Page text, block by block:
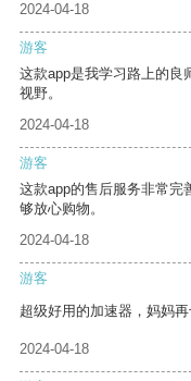
2024-04-18
游客
这款app是我学习路上的良
视野。
2024-04-18
游客
这款app的售后服务非常完
够放心购物。
2024-04-18
游客
超级好用的加速器，妈妈
2024-04-18